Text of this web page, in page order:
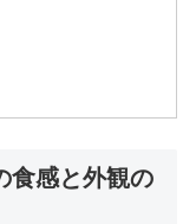
食感と外観の